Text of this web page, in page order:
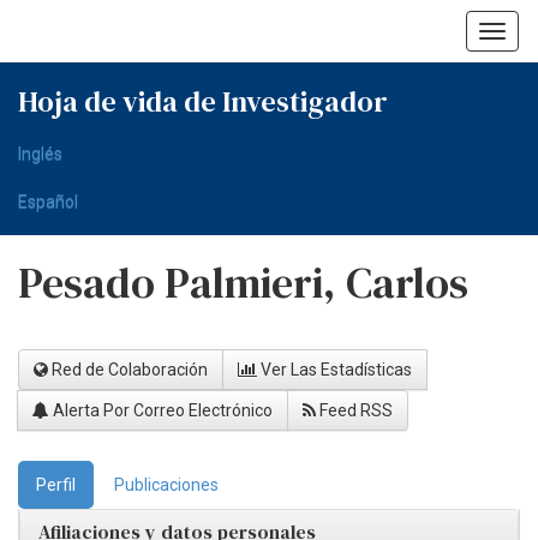
Hoja de vida de Investigador
Inglés
Español
Pesado Palmieri, Carlos
Red de Colaboración Ver Las Estadísticas
Alerta Por Correo Electrónico Feed RSS
Perfil Publicaciones
Afiliaciones y datos personales